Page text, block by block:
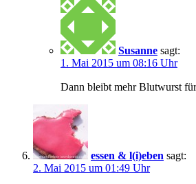
Susanne sagt:
1. Mai 2015 um 08:16 Uhr
Dann bleibt mehr Blutwurst
essen & l(i)eben sagt:
2. Mai 2015 um 01:49 Uhr